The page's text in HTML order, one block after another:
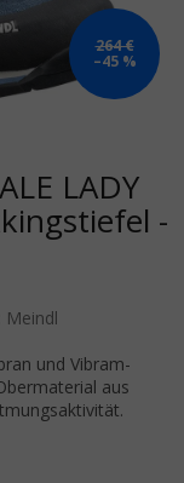
264 €
–45 %
LADY
-
von 5 Sternen.
Meindl
und Vibram-
aus